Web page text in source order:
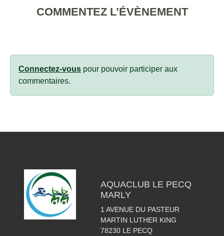
COMMENTEZ L’ÉVÈNEMENT
Connectez-vous pour pouvoir participer aux
commentaires.
AQUACLUB LE PECQ
MARLY
1 AVENUE DU PASTEUR
MARTIN LUTHER KING
78230 LE PECQ